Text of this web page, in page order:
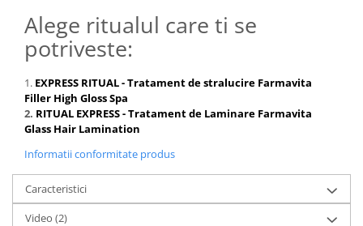
Alege ritualul care ti se
potriveste:
1. EXPRESS RITUAL - Tratament de stralucire Farmavita
Filler High Gloss Spa
2. RITUAL EXPRESS - Tratament de Laminare Farmavita
Glass Hair Lamination
Informatii conformitate produs
Caracteristici
Video (2)